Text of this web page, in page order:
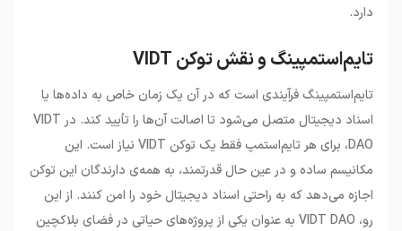
دارد.
تایم‌استمپینگ و نقش توکن VIDT
تایم‌استمپینگ فرآیندی است که در آن یک زمان خاص به داده‌ها یا
اسناد دیجیتال متصل می‌شود تا اصالت آن‌ها را تأیید کند. در VIDT
DAO، برای هر تایم‌استمپ فقط یک توکن VIDT نیاز است. این
مکانیسم ساده و در عین حال قدرتمند، به همه‌ی دارندگان این توکن
اجازه می‌دهد که به راحتی اسناد دیجیتال خود را امن کنند. از این
رو، VIDT DAO به عنوان یکی از پروژه‌های حیاتی در فضای بلاکچین